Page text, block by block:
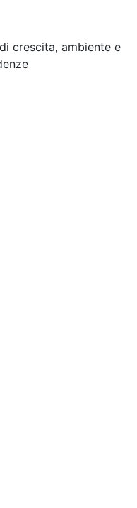
crescita, ambiente e